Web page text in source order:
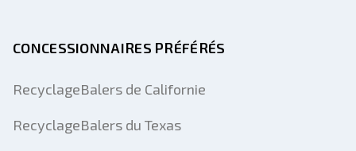
CONCESSIONNAIRES PRÉFÉRÉS
RecyclageBalers de Californie
RecyclageBalers du Texas